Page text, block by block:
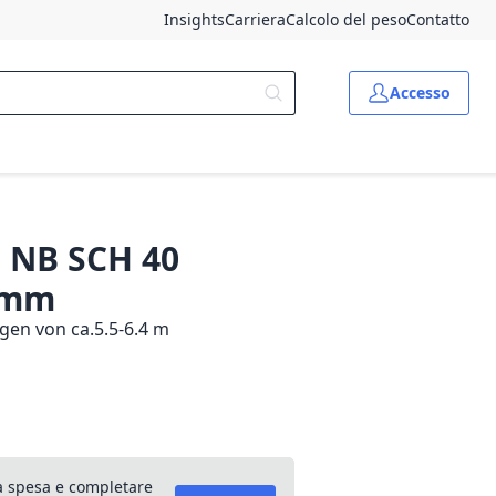
InsightsCarrieraCalcolo del pesoContatto
Accesso
SCH 40
von ca.5.5-6.4 m
e completare